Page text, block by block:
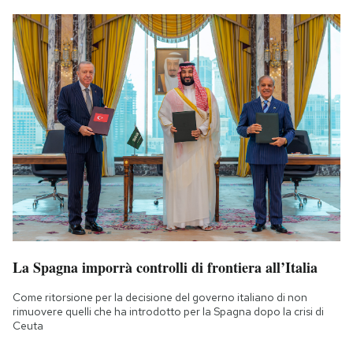
La Spagna imporrà controlli di frontiera all’Italia
Come ritorsione per la decisione del governo italiano di non
rimuovere quelli che ha introdotto per la Spagna dopo la crisi di
Ceuta